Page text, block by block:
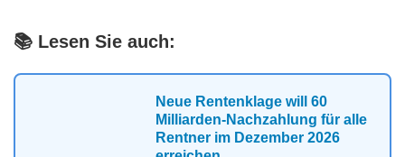
📚 Lesen Sie auch:
Neue Rentenklage will 60
Milliarden-Nachzahlung für alle
Rentner im Dezember 2026